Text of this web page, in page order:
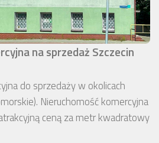
na sprzedaż Szczecin
do sprzedaży w okolicach
Nieruchomość komercyjna
ceną za metr kwadratowy